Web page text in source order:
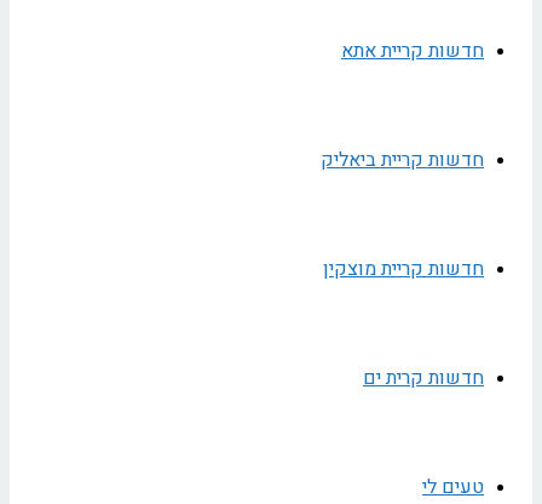
חדשות קריית אתא
חדשות קריית ביאליק
חדשות קריית מוצקין
חדשות קרית ים
טעים לי